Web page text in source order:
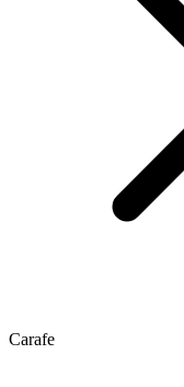
Carafe